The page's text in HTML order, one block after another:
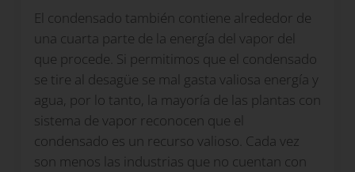
El condensado también contiene alrededor de
una cuarta parte de la energía del vapor del
que procede. Si permitimos que el condensado
se tire al desagüe se mal gasta valiosa energía y
agua, por lo tanto, la mayoría de las plantas con
sistema de vapor reconocen que el
condensado es un recurso valioso. Cada vez
son menos las industrias que no cuentan con